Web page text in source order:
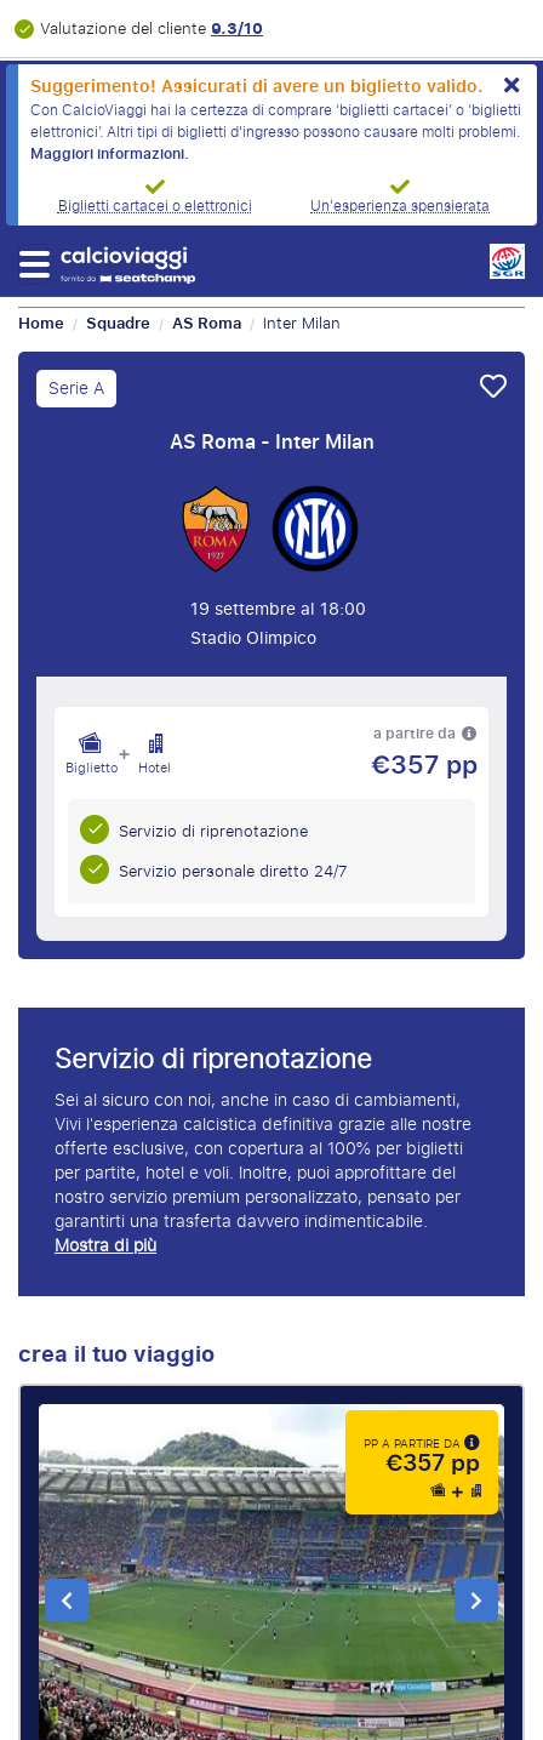
Valutazione del cliente9.3/10
Suggerimento! Assicurati di avere un biglietto valido.
Con CalcioViaggi hai la certezza di comprare ‘biglietti cartacei’ o ‘biglietti
elettronici’. Altri tipi di biglietti d'ingresso possono causare molti problemi.
Maggiori informazioni.
Biglietti cartacei o elettronici
Un'esperienza spensierata
Home / Squadre / AS Roma / Inter Milan
Serie A
AS Roma - Inter Milan
19 settembre al 18:00
Stadio Olimpico
Biglietto+ Hotel
a partire da
€357 pp
Servizio di riprenotazione
Servizio personale diretto 24/7
Servizio di riprenotazione
Sei al sicuro con noi, anche in caso di cambiamenti,
Vivi l'esperienza calcistica definitiva grazie alle nostre
offerte esclusive, con copertura al 100% per biglietti
per partite, hotel e voli. Inoltre, puoi approfittare del
nostro servizio premium personalizzato, pensato per
garantirti una trasferta davvero indimenticabile.
Mostra di più
crea il tuo viaggio
PP A PARTIRE DA
€357 pp